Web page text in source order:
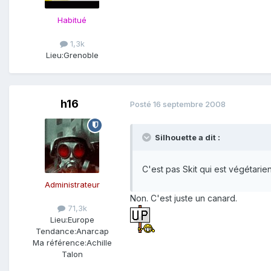
Habitué
1,3k
Lieu:Grenoble
h16
Administrateur
71,3k
Lieu:Europe
Tendance:Anarcap
Ma référence:Achille
Talon
Posté 16 septembre 2008
Silhouette a dit :
C'est pas Skit qui est
Non. C'est juste un canard.